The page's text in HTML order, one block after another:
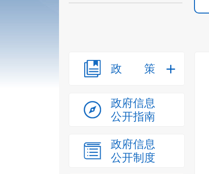
政策
政府信息
公开指南
政府信息
公开制度